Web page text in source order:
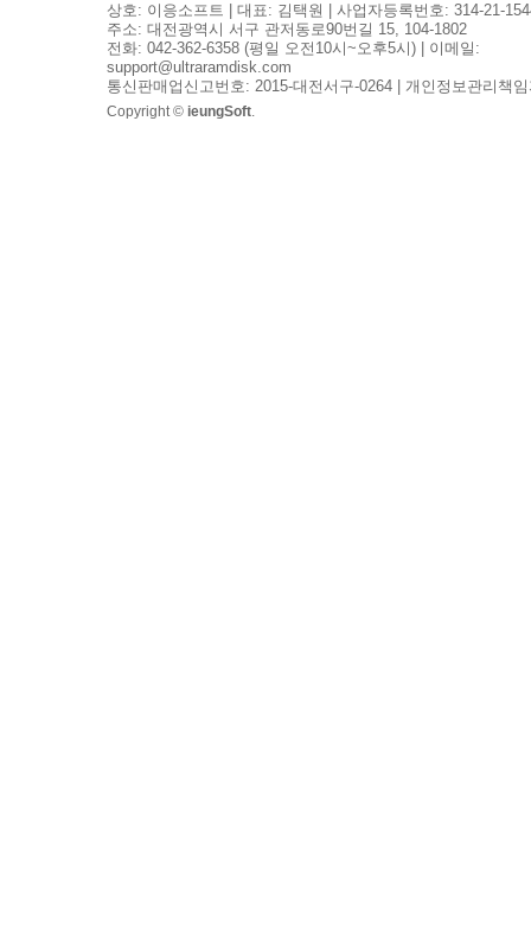
상호: 이응소프트 | 대표: 김택원 | 사업자등록번호: 314-21-
주소: 대전광역시 서구 관저동로90번길 15, 104-1802
전화: 042-362-6358 (평일 오전10시~오후5시) | 이메일:
support@ultraramdisk.com
통신판매업신고번호: 2015-대전서구-0264 | 개인정보관리책
Copyright © ieungSoft.